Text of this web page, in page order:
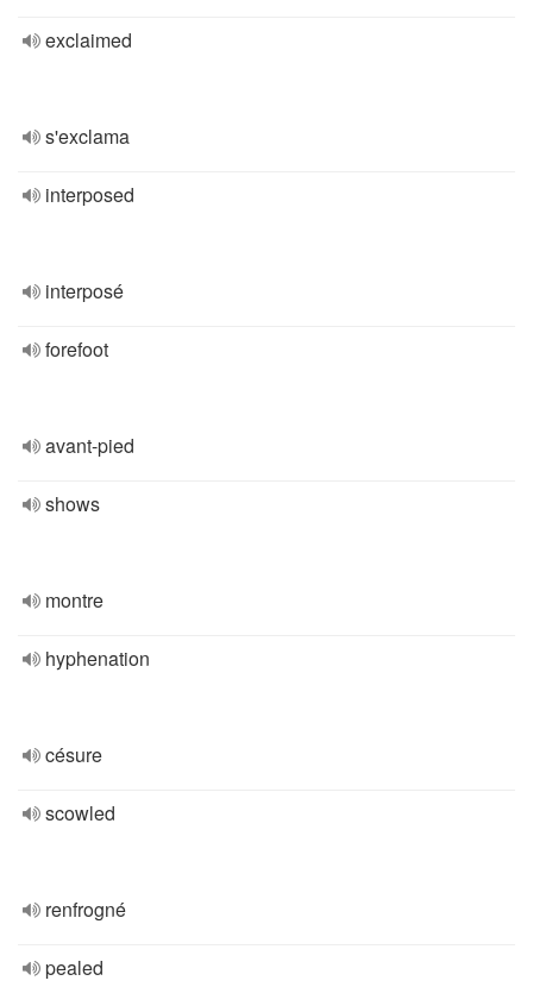
exclaimed
s'exclama
interposed
interposé
forefoot
avant-pied
shows
montre
hyphenation
césure
scowled
renfrogné
pealed